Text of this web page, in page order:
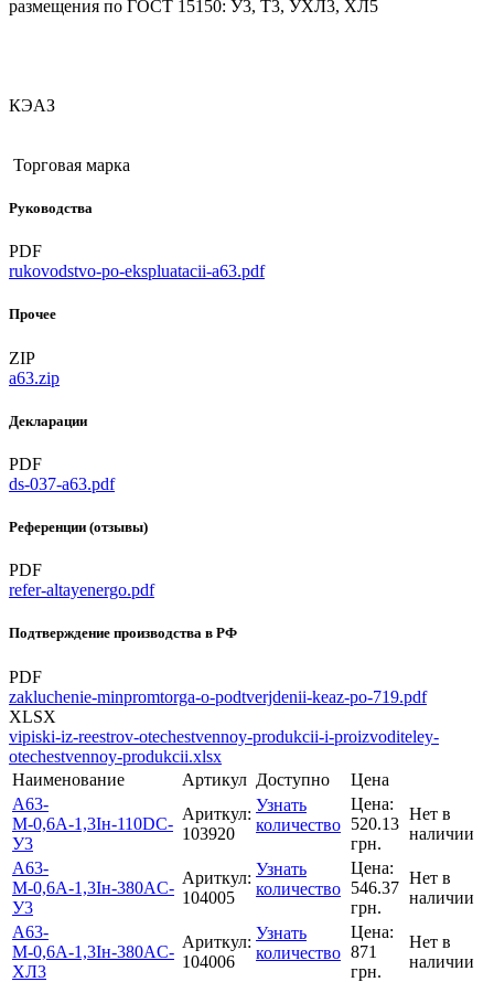
размещения по ГОСТ 15150: У3, Т3, УХЛ3, ХЛ5
КЭАЗ
Торговая марка
Руководства
PDF
rukovodstvo-po-ekspluatacii-a63.pdf
Прочее
ZIP
a63.zip
Декларации
PDF
ds-037-a63.pdf
Референции (отзывы)
PDF
refer-altayenergo.pdf
Подтверждение производства в РФ
PDF
zakluchenie-minpromtorga-o-podtverjdenii-keaz-po-719.pdf
XLSX
vipiski-iz-reestrov-otechestvennoy-produkcii-i-proizvoditeley-
otechestvennoy-produkcii.xlsx
Наименование
Артикул Доступно
Цена
А63-
М-0,6А-1,3Iн-110DC-
У3
Ариткул:
103920
Узнать
количество
Цена:
520.13
грн.
Нет в
наличии
А63-
М-0,6А-1,3Iн-380AC-
У3
Ариткул:
104005
Узнать
количество
Цена:
546.37
грн.
Нет в
наличии
А63-
М-0,6А-1,3Iн-380AC-
ХЛ3
Ариткул:
104006
Узнать
количество
Цена:
871
грн.
Нет в
наличии